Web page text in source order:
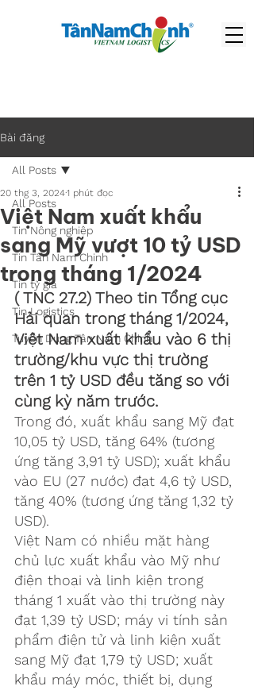
Bài đăng
All Posts
Tin Nông nghiệp
Tin Tân Nam Chinh
Tin tỷ giá
Tin Logistics
Tuyển Dụng Tân Nam Chinh
All Posts
Việt Nam xuất khẩu
sang Mỹ vượt 10 tỷ USD
trong tháng 1/2024
20 thg 3, 20241 phút đọc
( TNC 27.2) Theo tin Tổng cục
Hải quan trong tháng 1/2024,
Việt Nam xuất khẩu vào 6 thị
trường/khu vực thị trường
trên 1 tỷ USD đều tăng so với
cùng kỳ năm trước.
Trong đó, xuất khẩu sang Mỹ đạt
10,05 tỷ USD, tăng 64% (tương
ứng tăng 3,91 tỷ USD); xuất khẩu
vào EU (27 nước) đạt 4,6 tỷ USD,
tăng 40% (tương ứng tăng 1,32 tỷ
USD).
Việt Nam có nhiều mặt hàng
chủ lực xuất khẩu vào Mỹ như
điện thoại và linh kiện trong
tháng 1 xuất vào thị trường này
đạt 1,39 tỷ USD; máy vi tính sản
phẩm điện tử và linh kiện xuất
sang Mỹ đạt 1,79 tỷ USD; xuất
khẩu máy móc, thiết bị, dụng